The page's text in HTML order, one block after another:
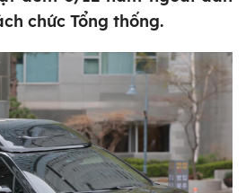
chức Tổng thống.